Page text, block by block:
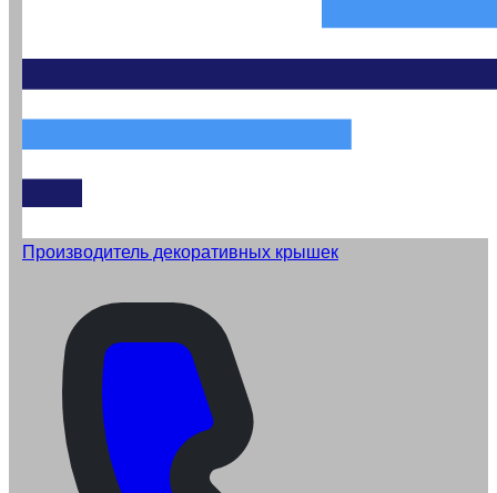
Производитель декоративных крышек